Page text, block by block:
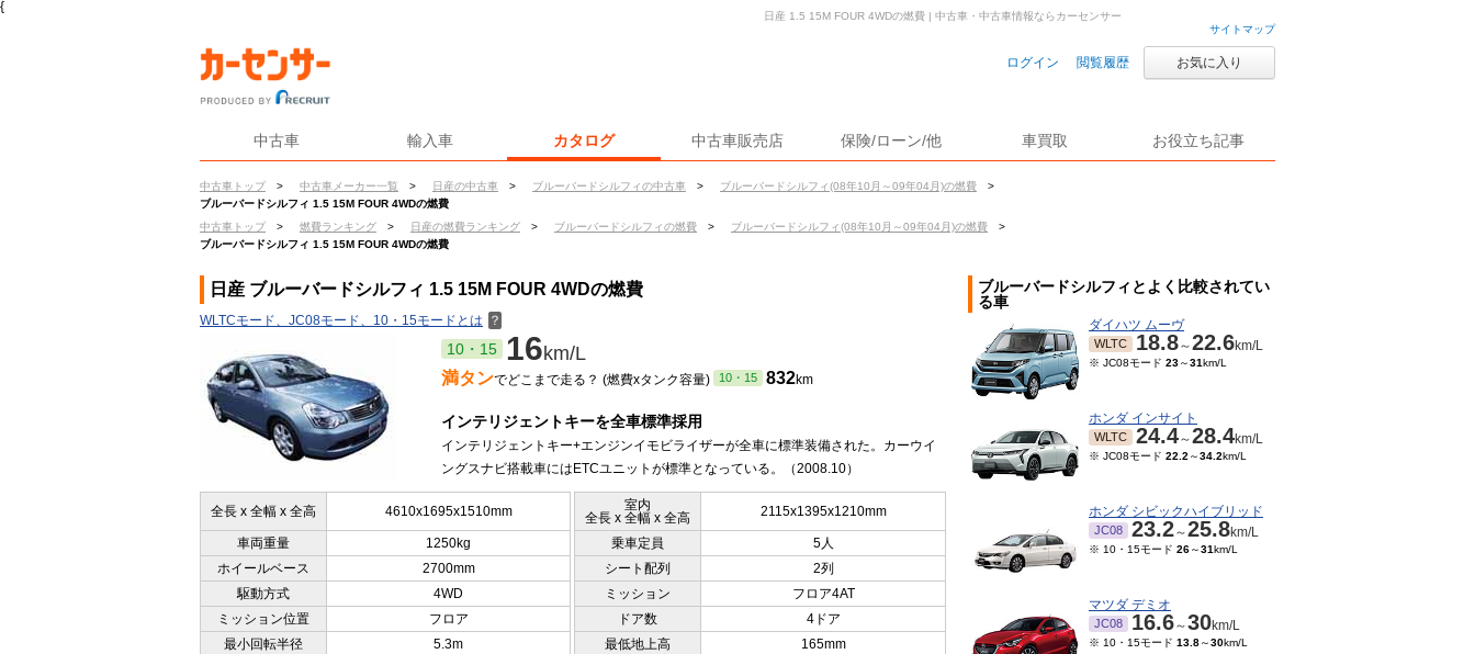
{
サイトマップ
ログイン 閲覧履歴 お気に入り
中古車 輸入車 カタログ 中古車販売店 保険/ローン/他 車買取 お役立ち記事
中古車トップ > 中古車メーカー一覧 > 日産の中古車 > ブルーバードシルフィの中古車 > ブルーバードシルフィ(08年10月～09年04月)の燃費
>
ブルーバードシルフィ 1.5 15M FOUR 4WDの燃費
中古車トップ
> 燃費ランキング > 日産の燃費ランキング > ブルーバードシルフィの燃費 > ブルーバードシルフィ(08年10月～09年04月)の燃費
>
ブルーバードシルフィ 1.5 15M FOUR 4WDの燃費
日産 1.5 15M FOUR 4WDの燃費 | 中古車・中古車情報ならカーセンサー
日産 ブルーバードシルフィ 1.5 15M FOUR 4WDの燃費
WLTCモード、JC08モード、10・15モードとは ？
10・15 16km/L
満タンでどこまで走る？ (燃費xタンク容量) 10・15 832km
インテリジェントキーを全車標準採用
インテリジェントキー+エンジンイモビライザーが全車に標準装備された。カーウイ
ングスナビ搭載車にはETCユニットが標準となっている。（2008.10）
全長 x 全幅 x 全高 4610x1695x1510mm
室内
全長 x 全幅 x 全高
2115x1395x1210mm
車両重量 1250kg 乗車定員
5人
ホイールベース
2700mm シート配列
2列
駆動方式
4WD ミッション
フロア4AT
ミッション位置
フロア ドア数
4ドア
最小回転半径
5.3m 最低地上高
165mm
ブルーバードシルフィとよく比較されてい
る車
ダイハツ ムーヴ
WLTC 18.8～22.6km/L
※ JC08モード 23～31km/L
ホンダ インサイト
WLTC 24.4～28.4km/L
※ JC08モード 22.2 ～34.2km/L
ホンダ シビックハイブリッド
JC08 23.2～25.8km/L
※ 10・15モード 26～31km/L
マツダ デミオ
JC08 16.6～30km/L
※ 10・15モード 13.8～30km/L